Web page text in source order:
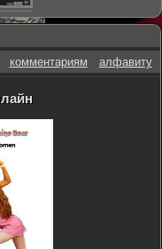
комментариям алфавиту